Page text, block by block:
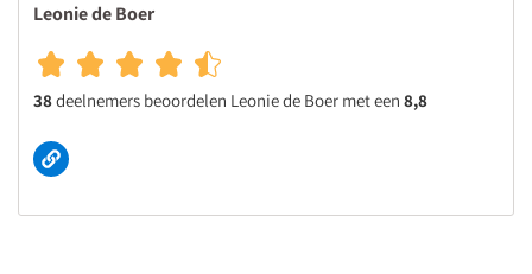
Leonie de Boer
38deelnemers beoordelen Leonie de Boer met een 8,8